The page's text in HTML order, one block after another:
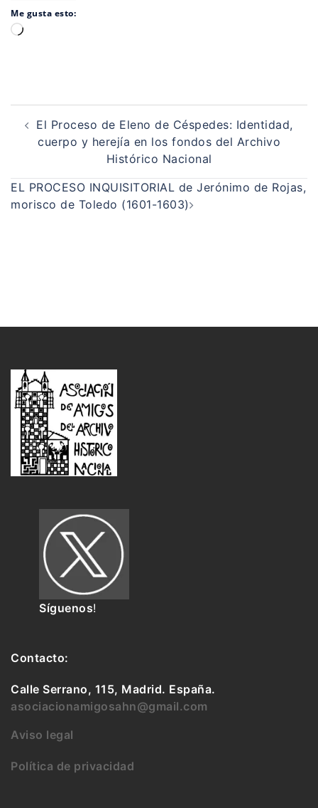
Me gusta esto:
Cargando...
Navegación
de
entradas
El Proceso de Eleno de Céspedes: Identidad,
cuerpo y herejía en los fondos del Archivo
Histórico Nacional
EL PROCESO INQUISITORIAL de Jerónimo de Rojas,
morisco de Toledo (1601-1603)
Síguenos!
Contacto:
Calle Serrano, 115, Madrid. España.
asociacionamigosahn@gmail.com
Aviso legal
Política de privacidad